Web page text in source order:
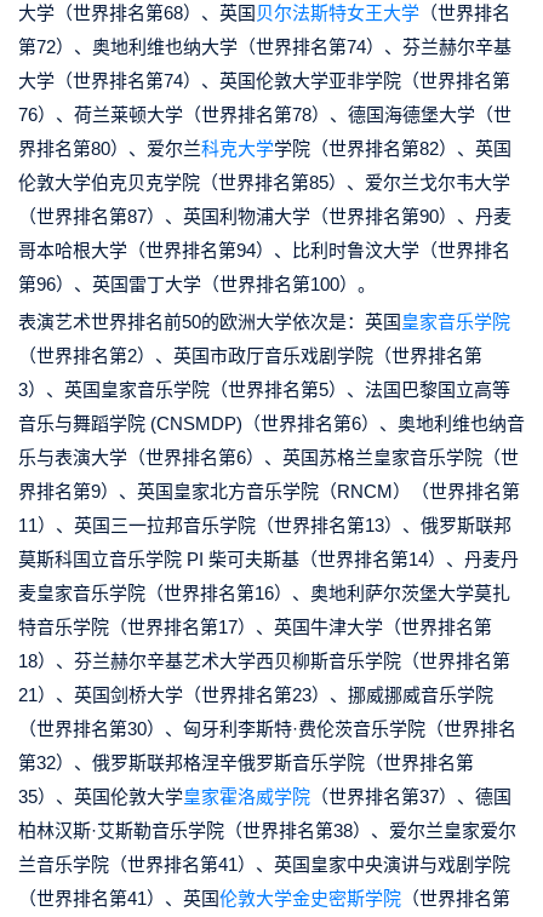
大学（世界排名第68）、英国 贝尔法斯特女王大学 （世界排名
第72）、奥地利维也纳大学（世界排名第74）、芬兰赫尔辛基
大学（世界排名第74）、英国伦敦大学亚非学院（世界排名第
76）、荷兰莱顿大学（世界排名第78）、德国海德堡大学（世
界排名第80）、爱尔兰科克大学学院（世界排名第82）、英国
伦敦大学伯克贝克学院（世界排名第85）、爱尔兰戈尔韦大学
（世界排名第87）、英国利物浦大学（世界排名第90）、丹麦
哥本哈根大学（世界排名第94）、比利时鲁汶大学（世界排名
第96）、英国雷丁大学（世界排名第100）。
表演艺术世界排名前50的欧洲大学依次是：英国皇家音乐学院
（世界排名第2）、英国市政厅音乐戏剧学院（世界排名第
3）、英国皇家音乐学院（世界排名第5）、法国巴黎国立高等
音乐与舞蹈学院 (CNSMDP)（世界排名第6）、奥地利维也纳音
乐与表演大学（世界排名第6）、英国苏格兰皇家音乐学院（世
界排名第9）、英国皇家北方音乐学院（RNCM）（世界排名第
11）、英国三一拉邦音乐学院（世界排名第13）、俄罗斯联邦
莫斯科国立音乐学院 PI 柴可夫斯基（世界排名第14）、丹麦丹
麦皇家音乐学院（世界排名第16）、奥地利萨尔茨堡大学莫扎
特音乐学院（世界排名第17）、英国牛津大学（世界排名第
18）、芬兰赫尔辛基艺术大学西贝柳斯音乐学院（世界排名第
21）、英国剑桥大学（世界排名第23）、挪威挪威音乐学院
（世界排名第30）、匈牙利李斯特·费伦茨音乐学院（世界排名
第32）、俄罗斯联邦格涅辛俄罗斯音乐学院（世界排名第
35）、英国伦敦大学皇家霍洛威学院 （世界排名第37）、德国
柏林汉斯·艾斯勒音乐学院（世界排名第38）、爱尔兰皇家爱尔
兰音乐学院（世界排名第41）、英国皇家中央演讲与戏剧学院
（世界排名第41）、英国伦敦大学金史密斯学院 （世界排名第